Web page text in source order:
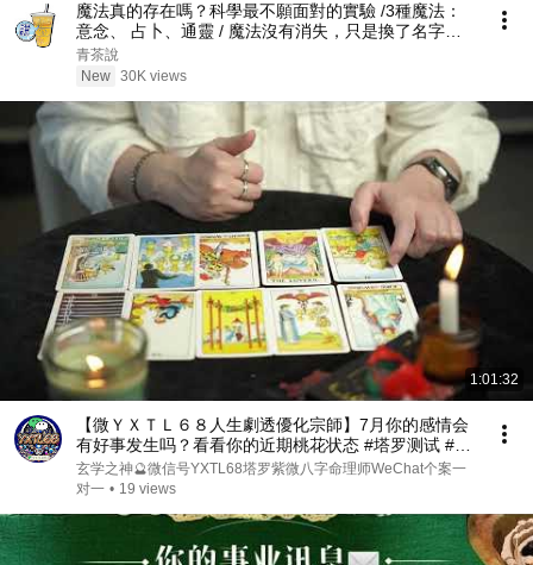
魔法真的存在嗎？科學最不願面對的實驗 /3種魔法：
意念、 占卜、通靈 / 魔法沒有消失，只是換了名字
《真實的魔法》(英:Real Magic)| 青茶說
青茶說
New 30K views
1:01:32
【微ＹＸＴＬ６８人生劇透優化宗師】7月你的感情会
有好事发生吗？看看你的近期桃花状态 #塔罗测试 #情
感分析 #好事发生 #显化 #吸引力法则丨#女性智慧 ​#国
学文化 ​#情感 ​#玄学 #微ＹＸＴＬ
玄学之神🔮微信号YXTL68塔罗紫微八字命理师WeChat个案一
对一 • 19 views